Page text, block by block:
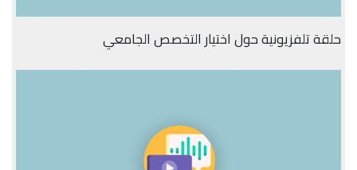
حلقة تلفزيونية حول اختيار التخصص الجامعي